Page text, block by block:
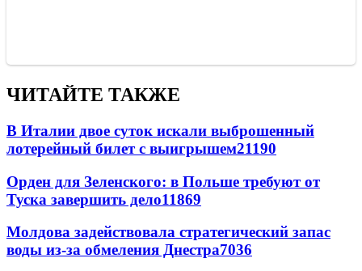
ЧИТАЙТЕ ТАКЖЕ
В Италии двое суток искали выброшенный
лотерейный билет с выигрышем21190
Орден для Зеленского: в Польше требуют от
Туска завершить дело11869
Молдова задействовала стратегический запас
воды из-за обмеления Днестра7036